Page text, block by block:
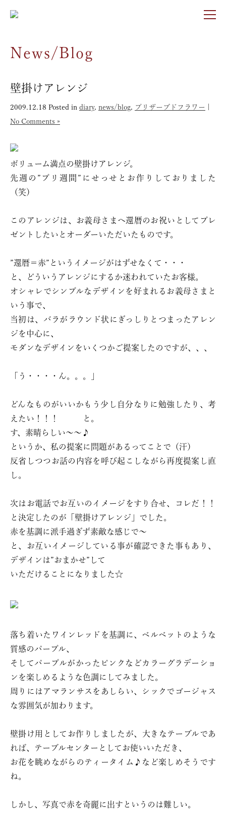
News/Blog
壁掛けアレンジ
2009.12.18 Posted in diary, news/blog, プリザーブドフラワー
No Comments »
ボリューム満点の壁掛けアレンジ。
先週の”プリ週間”にせっせとお作りしておりました
（笑）
このアレンジは、お義母さまへ還暦のお祝いとしてプレ
ゼントしたいとオーダーいただいたものです。
”還暦＝赤”というイメージがはずせなくて・・・
と、どういうアレンジにするか迷われていたお客様。
オシャレでシンプルなデザインを好まれるお義母さまと
いう事で、
当初は、バラがラウンド状にぎっしりとつまったアレン
ジを中心に、
モダンなデザインをいくつかご提案したのですが、、、
「う・・・・ん。。。」
どんなものがいいかもう少し自分なりに勉強したり、考
えたい！！！ と。
す、素晴らしい〜〜♪
というか、私の提案に問題があるってことで（汗）
反省しつつお話の内容を呼び起こしながら再度提案し直
し。
次はお電話でお互いのイメージをすり合せ、コレだ！！
と決定したのが「壁掛けアレンジ」でした。
赤を基調に派手過ぎず素敵な感じで〜
と、お互いイメージしている事が確認できた事もあり、
デザインは”おまかせ”して
いただけることになりました☆
落ち着いたワインレッドを基調に、ベルベットのような
質感のパープル、
そしてパープルがかったピンクなどカラーグラデーショ
ンを楽しめるような色調にしてみました。
周りにはアマランサスをあしらい、シックでゴージャス
な雰囲気が加わります。
壁掛け用としてお作りしましたが、大きなテーブルであ
れば、テーブルセンターとしてお使いいただき、
お花を眺めながらのティータイム♪など楽しめそうです
ね。
しかし、写真で赤を奇麗に出すというのは難しい。